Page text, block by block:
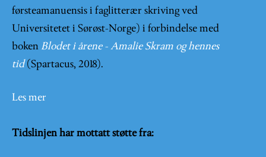
førsteamanuensis i faglitterær skriving ved
Universitetet i Sørøst-Norge) i forbindelse med
boken Blodet i årene - Amalie Skram og hennes
tid (Spartacus, 2018).
Les mer
Tidslinjen har mottatt støtte fra: